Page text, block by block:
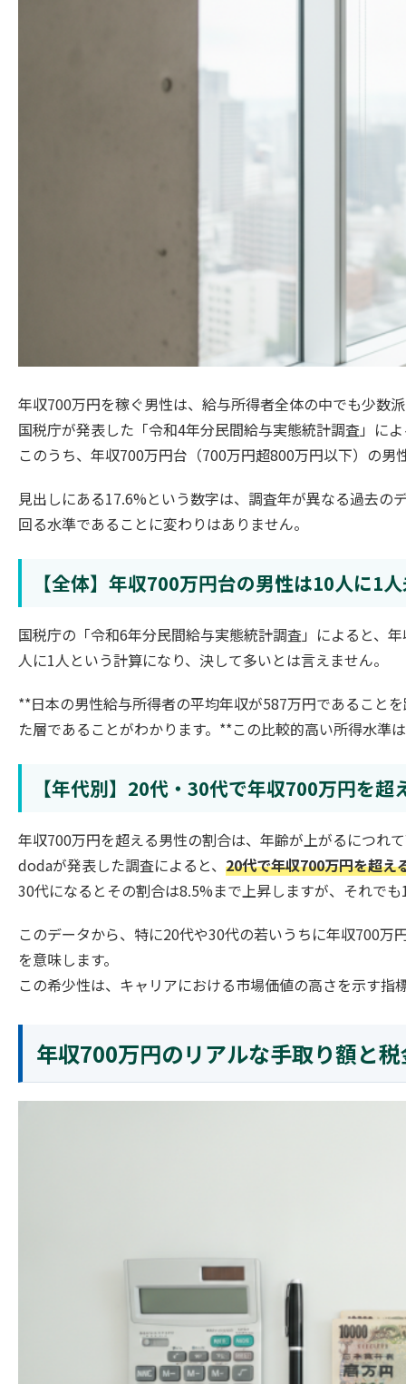
年収700万円を稼ぐ男性は、給与所得者全体の中でも少数
国税庁が発表した「令和4年分民間給与実態統計調査」に
このうち、年収700万円台（700万円超800万円以下）の男
見出しにある17.6%という数字は、調査年が異なる過去
回る水準であることに変わりはありません。
【全体】年収700万円台の男性は10人に1
国税庁の「令和6年分民間給与実態統計調査」によると、
人に1人という計算になり、決して多いとは言えません。
**日本の男性給与所得者の平均年収が587万円であること
た層であることがわかります。**この比較的高い所得水準
【年代別】20代・30代で年収700万円を超
年収700万円を超える男性の割合は、年齢が上がるにつれ
dodaが発表した調査によると、 20代で年収700万円を超え
30代になるとその割合は8.5%まで上昇しますが、それで
このデータから、特に20代や30代の若いうちに年収700
を意味します。
この希少性は、キャリアにおける市場価値の高さを示す指
年収700万円のリアルな手取り額と